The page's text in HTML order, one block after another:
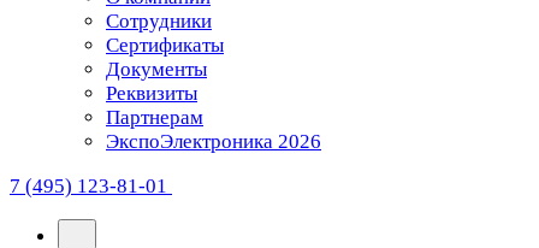
Сотрудники
Сертификаты
Документы
Реквизиты
Партнерам
ЭкспоЭлектроника 2026
7 (495) 123-81-01